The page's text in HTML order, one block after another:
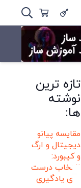
تازه ترین
نوشته
ها:
مقایسه پیانو
دیجیتال و ارگ
و کیبورد:
انتخاب درست
برای یادگیری